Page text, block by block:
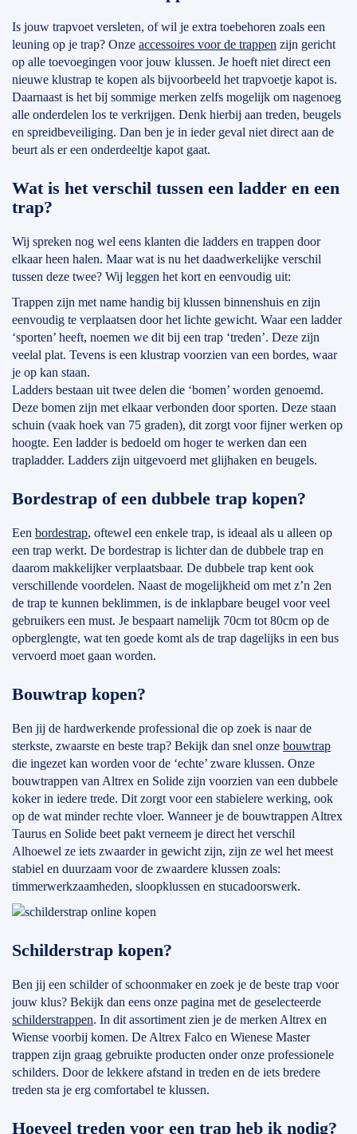
Is jouw trapvoet versleten, of wil je extra toebehoren zoals een
leuning op je trap? Onze accessoires voor de trappen zijn gericht
op alle toevoegingen voor jouw klussen. Je hoeft niet direct een
nieuwe klustrap te kopen als bijvoorbeeld het trapvoetje kapot is.
Daarnaast is het bij sommige merken zelfs mogelijk om nagenoeg
alle onderdelen los te verkrijgen. Denk hierbij aan treden, beugels
en spreidbeveiliging. Dan ben je in ieder geval niet direct aan de
beurt als er een onderdeeltje kapot gaat.
Wat is het verschil tussen een ladder en een
trap?
Wij spreken nog wel eens klanten die ladders en trappen door
elkaar heen halen. Maar wat is nu het daadwerkelijke verschil
tussen deze twee? Wij leggen het kort en eenvoudig uit:
Trappen zijn met name handig bij klussen binnenshuis en zijn
eenvoudig te verplaatsen door het lichte gewicht. Waar een ladder
‘sporten’ heeft, noemen we dit bij een trap ‘treden’. Deze zijn
veelal plat. Tevens is een klustrap voorzien van een bordes, waar
je op kan staan.
Ladders bestaan uit twee delen die ‘bomen’ worden genoemd.
Deze bomen zijn met elkaar verbonden door sporten. Deze staan
schuin (vaak hoek van 75 graden), dit zorgt voor fijner werken op
hoogte. Een ladder is bedoeld om hoger te werken dan een
trapladder. Ladders zijn uitgevoerd met glijhaken en beugels.
Bordestrap of een dubbele trap kopen?
Een bordestrap, oftewel een enkele trap, is ideaal als u alleen op
een trap werkt. De bordestrap is lichter dan de dubbele trap en
daarom makkelijker verplaatsbaar. De dubbele trap kent ook
verschillende voordelen. Naast de mogelijkheid om met z’n 2en
de trap te kunnen beklimmen, is de inklapbare beugel voor veel
gebruikers een must. Je bespaart namelijk 70cm tot 80cm op de
opberglengte, wat ten goede komt als de trap dagelijks in een bus
vervoerd moet gaan worden.
Bouwtrap kopen?
Ben jij de hardwerkende professional die op zoek is naar de
sterkste, zwaarste en beste trap? Bekijk dan snel onze bouwtrap
die ingezet kan worden voor de ‘echte’ zware klussen. Onze
bouwtrappen van Altrex en Solide zijn voorzien van een dubbele
koker in iedere trede. Dit zorgt voor een stabielere werking, ook
op de wat minder rechte vloer. Wanneer je de bouwtrappen Altrex
Taurus en Solide beet pakt verneem je direct het verschil
Alhoewel ze iets zwaarder in gewicht zijn, zijn ze wel het meest
stabiel en duurzaam voor de zwaardere klussen zoals:
timmerwerkzaamheden, sloopklussen en stucadoorswerk.
Schilderstrap kopen?
Ben jij een schilder of schoonmaker en zoek je de beste trap voor
jouw klus? Bekijk dan eens onze pagina met de geselecteerde
schilderstrappen. In dit assortiment zien je de merken Altrex en
Wiense voorbij komen. De Altrex Falco en Wienese Master
trappen zijn graag gebruikte producten onder onze professionele
schilders. Door de lekkere afstand in treden en de iets bredere
treden sta je erg comfortabel te klussen.
Hoeveel treden voor een trap heb ik nodig?